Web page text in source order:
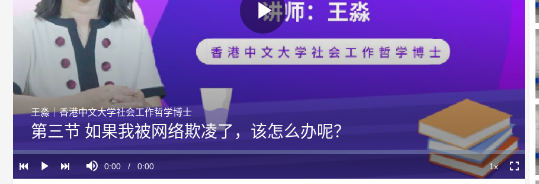
Play
Play
Current
0:00 / Duration
0:00
Loaded:
0%
Progress:
0%
Playback
Rate
1x Fullscreen
王淼｜香港中文大学社会工作哲学博士
第三节 如果我被网络欺凌了，该怎么办呢？